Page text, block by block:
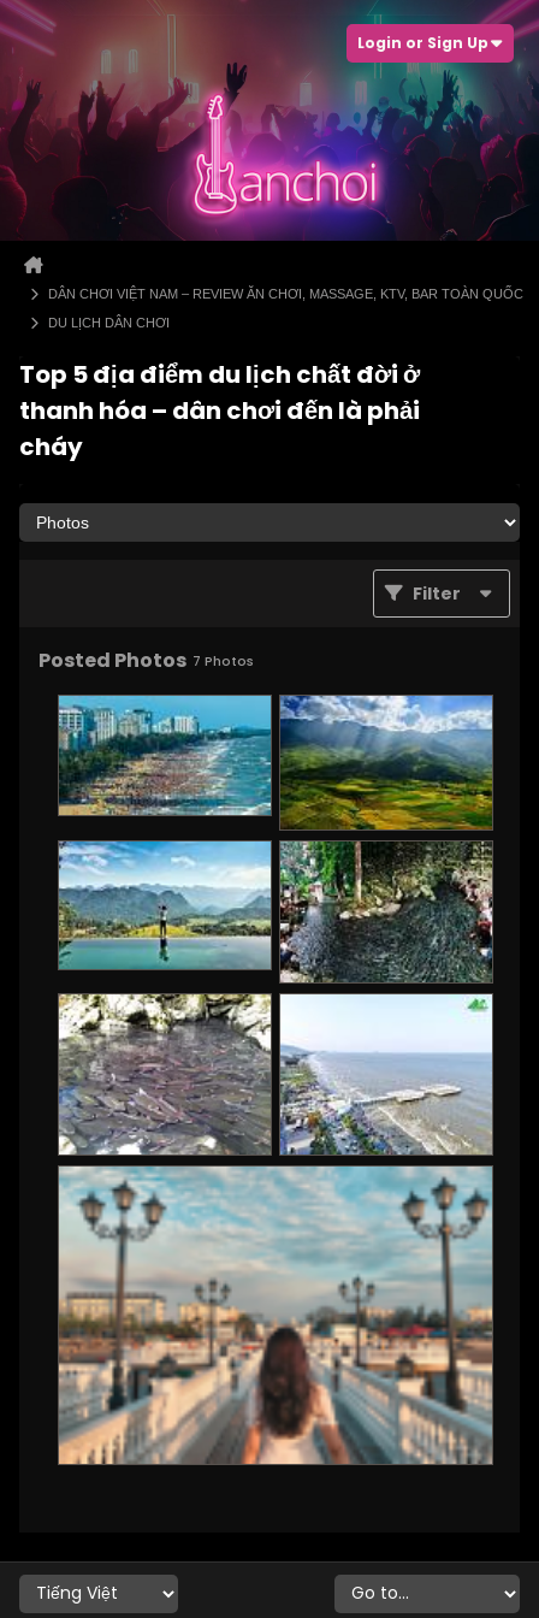
Login or Sign Up
DÂN CHƠI VIỆT NAM – REVIEW ĂN CHƠI, MASSAGE, KTV, BAR TOÀN QUỐC
DU LỊCH DÂN CHƠI
Top 5 địa điểm du lịch chất đời ở
thanh hóa – dân chơi đến là phải
cháy
Filter
Posted Photos 7 Photos